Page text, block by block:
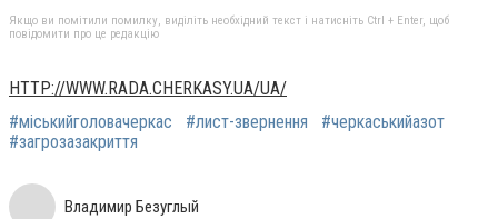
Якщо ви помітили помилку, виділіть необхідний текст і натисніть Ctrl + Enter, щоб
повідомити про це редакцію
HTTP://WWW.RADA.CHERKASY.UA/UA/
#міськийголовачеркас
#лист-звернення
#черкаськийазот
#загрозазакриття
Владимир Безуглый